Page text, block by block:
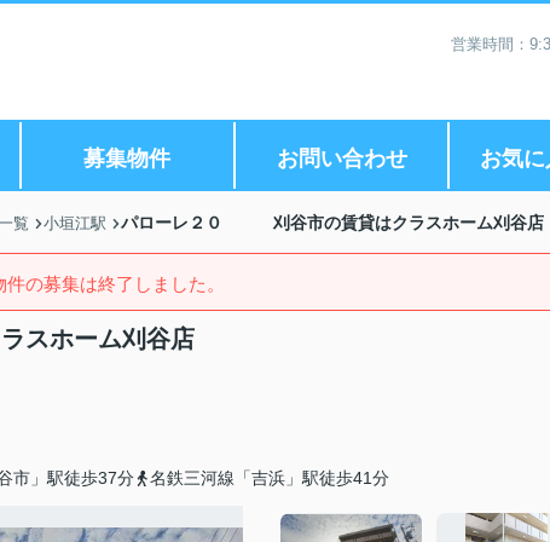
営業時間：
募集物件 お問い合わせ お気
覧 小垣江駅 パローレ２０ 刈谷市の賃貸はクラスホーム刈谷店
件の募集は終了しました。
ホーム刈谷店
市」駅徒歩37分 名鉄三河線「吉浜」駅徒歩41分